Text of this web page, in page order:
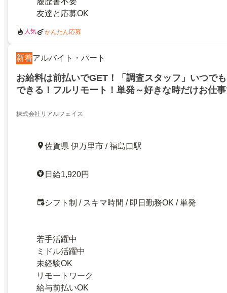
友達と応募OK
人気 かんたん応募
新着アルバイト・パート
お給料は前払いでGET！「調査スタッフ」いつで
できる！フルリモート！単発～好きな時だけお仕
株式会社リアルフェイス
佐賀県 伊万里市 / 福島口駅
日給1,920円
シフト制 / スキマ時間 / 即日勤務OK / 単発
若手活躍中
ミドル活躍中
未経験OK
リモートワーク
給与前払いOK